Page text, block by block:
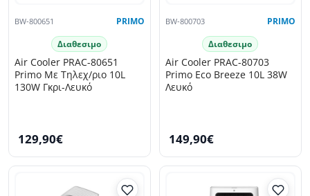
BW-800651 PRIMO
Διαθεσιμο
Air Cooler PRAC-80651
Primo Με Τηλεχ/ριο 10L
130W Γκρι-Λευκό
129,90€
BW-800703 PRIMO
Διαθεσιμο
Air Cooler PRAC-80703
Primo Eco Breeze 10L 38W
Λευκό
149,90€